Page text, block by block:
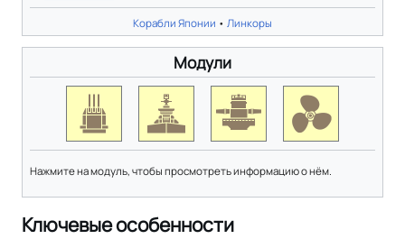
Корабли Японии • Линкоры
Модули
Нажмите на модуль, чтобы просмотреть информацию о нём.
Ключевые особенности